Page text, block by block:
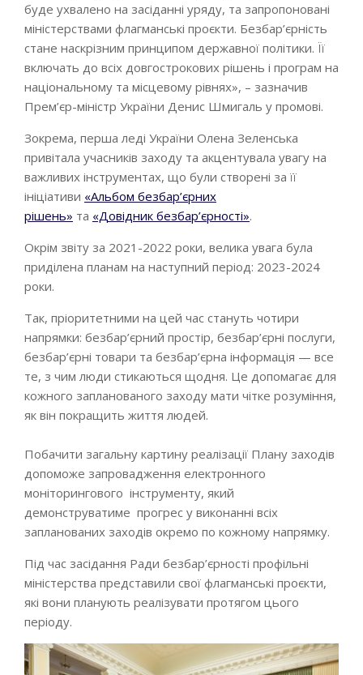
буде ухвалено на засіданні уряду, та запропоновані
міністерствами флагманські проєкти. Безбар’єрність
стане наскрізним принципом державної політики. Її
включать до всіх довгострокових рішень і програм на
національному та місцевому рівнях», – зазначив
Прем’єр-міністр України Денис Шмигаль у промові.
Зокрема, перша леді України Олена Зеленська
привітала учасників заходу та акцентувала увагу на
важливих інструментах, що були створені за її
ініціативи «Альбом безбар’єрних
рішень» та «Довідник безбар’єрності».
Окрім звіту за 2021-2022 роки, велика увага була
приділена планам на наступний період: 2023-2024
роки.
Так, пріоритетними на цей час стануть чотири
напрямки: безбар’єрний простір, безбар’єрні послуги,
безбар’єрні товари та безбар’єрна інформація — все
те, з чим люди стикаються щодня. Це допомагає для
кожного запланованого заходу мати чітке розуміння,
як він покращить життя людей.
Побачити загальну картину реалізації Плану заходів
допоможе запровадження електронного
моніторингового інструменту, який
демонструватиме прогрес у виконанні всіх
запланованих заходів окремо по кожному напрямку.
Під час засідання Ради безбар’єрності профільні
міністерства представили свої флагманські проєкти,
які вони планують реалізувати протягом цього
періоду.